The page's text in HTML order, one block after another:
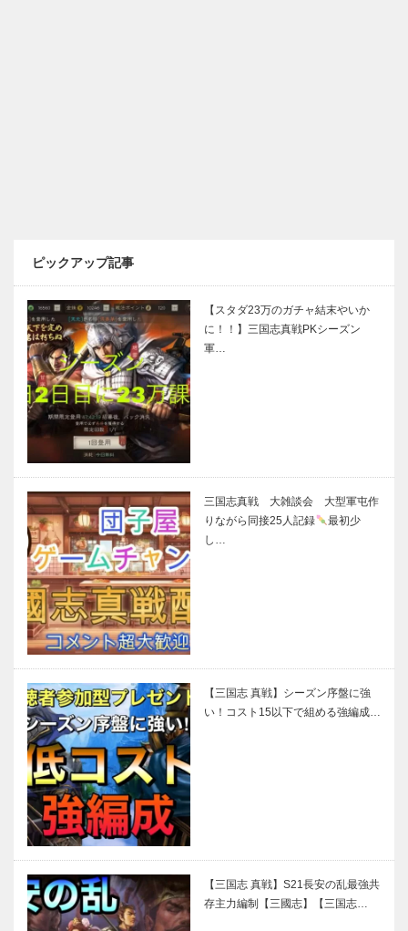
ピックアップ記事
【スタダ23万のガチャ結末やいか
に！！】三国志真戦PKシーズン
軍…
三国志真戦 大雑談会 大型軍屯作
りながら同接25人記録
最初少
し…
【三国志 真戦】シーズン序盤に強
い！コスト15以下で組める強編成…
【三国志 真戦】S21長安の乱最強共
存主力編制【三國志】【三国志…